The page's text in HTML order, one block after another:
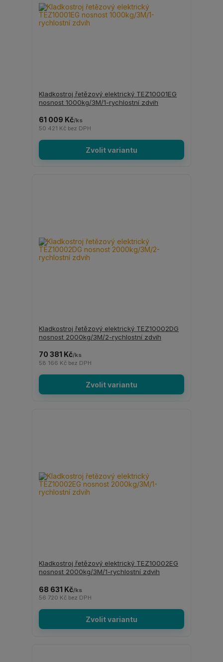
Kladkostroj řetězový elektrický TEZ10001EG
nosnost 1000kg/3M/1-rychlostní zdvih
61 009 Kč/ks
50 421 Kč bez DPH
Zvolit variantu
Kladkostroj řetězový elektrický TEZ10002DG
nosnost 2000kg/3M/2-rychlostní zdvih
70 381 Kč/ks
58 166 Kč bez DPH
Zvolit variantu
Kladkostroj řetězový elektrický TEZ10002EG
nosnost 2000kg/3M/1-rychlostní zdvih
68 631 Kč/ks
56 720 Kč bez DPH
Zvolit variantu